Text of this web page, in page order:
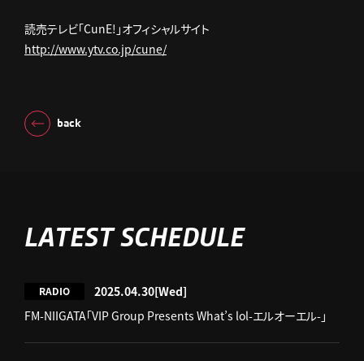
読売テレビ「CunE!」オフィシャルサイト
http://www.ytv.co.jp/cune/
back
LATEST SCHEDULE
RADIO 2025.04.30[Wed]
FM-NIIGATA「VIP Group Presents What’s lol-エルオーエル-」